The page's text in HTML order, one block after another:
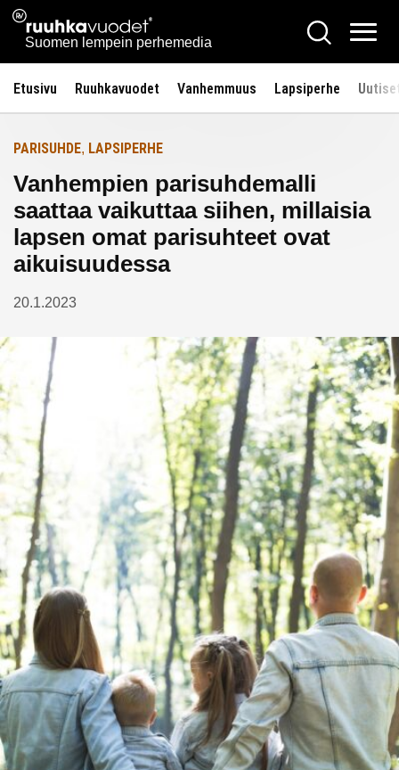
Siirry
sisältöön
Ruuhkavuodet.fi
Suomen lempein perhemedia
Hae
Etusivu Ruuhkavuodet Vanhemmuus Lapsiperhe
Etusivulle
PARISUHDE, LAPSIPERHE
Vanhempien parisuhdemalli
saattaa vaikuttaa siihen, millaisia
lapsen omat parisuhteet ovat
aikuisuudessa
20.1.2023